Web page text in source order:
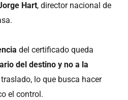
Hart, director nacional de
del certificado queda
del destino y no a la
lo que busca hacer
el control.